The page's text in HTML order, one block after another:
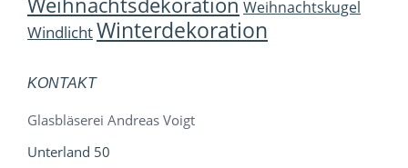
Weihnachtskugel
WindlichtWinterdekoration
KONTAKT
Glasbläserei Andreas Voigt
Unterland 50